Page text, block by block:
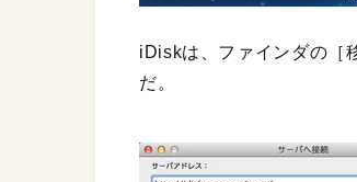
iDiskは、ファインダの［
だ。